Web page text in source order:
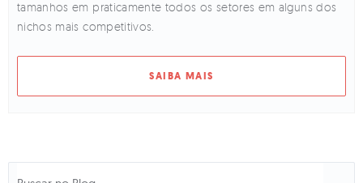
tamanhos em praticamente todos os setores em alguns dos
nichos mais competitivos.
SAIBA MAIS